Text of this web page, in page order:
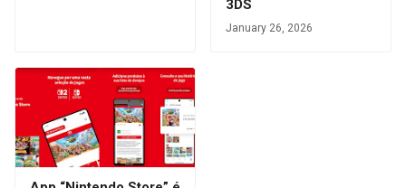
3DS
January 26, 2026